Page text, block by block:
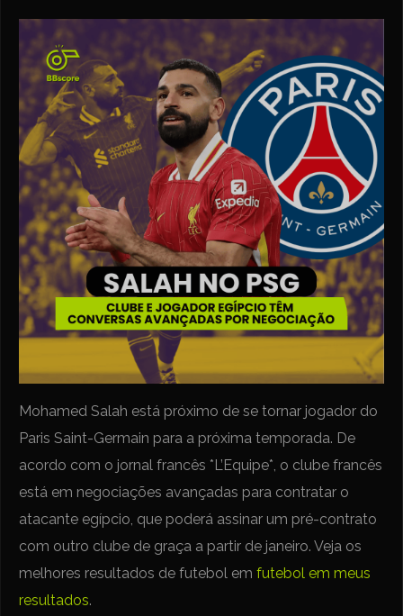
Mohamed Salah está próximo de se tornar jogador do
Paris Saint-Germain para a próxima temporada. De
acordo com o jornal francês *L’Equipe*, o clube francês
está em negociações avançadas para contratar o
atacante egípcio, que poderá assinar um pré-contrato
com outro clube de graça a partir de janeiro. Veja os
melhores resultados de futebol emfutebol em meus
resultados.